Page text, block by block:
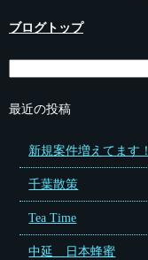
ブログトップ
最近の投稿
新規案件増えてます！
千葉散策
Tea Time
中延 日本蜂蜜